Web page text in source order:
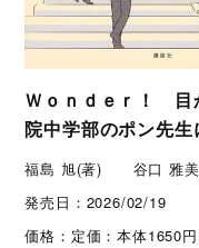
Ｗｏｎｄｅｒ！ 目
院中学部のポン先
福島 旭(著) 谷口 雅
発売日： 2026/02/19
価格： 定価：本体1650